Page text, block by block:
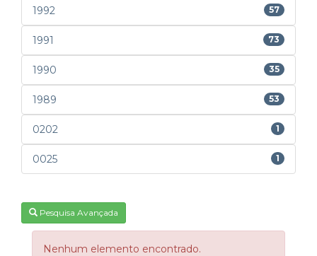
1992 57
1991 73
1990 35
1989 53
0202 1
0025 1
Pesquisa Avançada
Nenhum elemento encontrado.